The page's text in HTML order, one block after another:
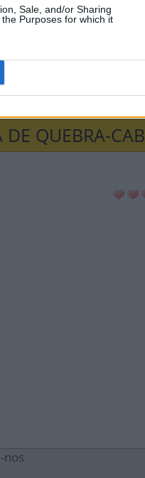
Sale, and/or Sharing
Purposes for which it
QUEBRA-
nos